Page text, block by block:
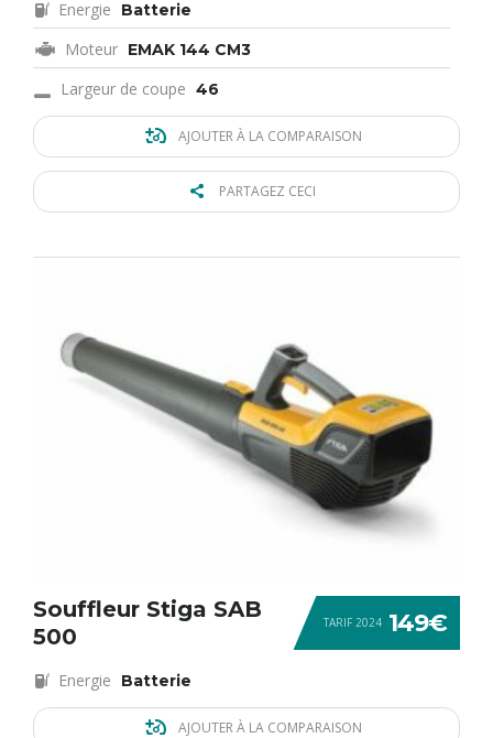
Energie Batterie
Moteur EMAK 144 CM3
Largeur de coupe 46
AJOUTER À LA COMPARAISON
PARTAGEZ CECI
TARIF 2024 149€
Souffleur Stiga SAB
500
Energie Batterie
AJOUTER À LA COMPARAISON